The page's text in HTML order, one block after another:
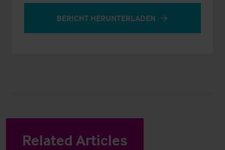
BERICHT HERUNTERLADEN
Related Articles